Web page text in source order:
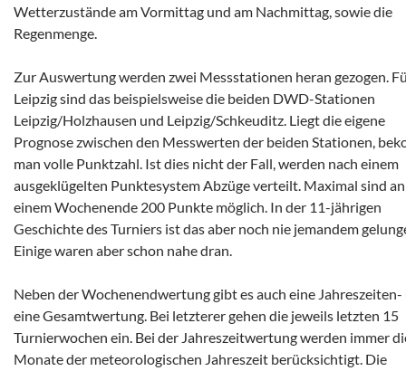
Wetterzustände am Vormittag und am Nachmittag, sowie die
Regenmenge.
Zur Auswertung werden zwei Messstationen heran gezogen.
Leipzig sind das beispielsweise die beiden DWD-Stationen
Leipzig/Holzhausen und Leipzig/Schkeuditz. Liegt die eigene
Prognose zwischen den Messwerten der beiden Stationen,
man volle Punktzahl. Ist dies nicht der Fall, werden nach einem
ausgeklügelten Punktesystem Abzüge verteilt. Maximal sind an
einem Wochenende 200 Punkte möglich. In der 11-jährigen
Geschichte des Turniers ist das aber noch nie jemandem
Einige waren aber schon nahe dran.
Neben der Wochenendwertung gibt es auch eine Jahreszeiten-
eine Gesamtwertung. Bei letzterer gehen die jeweils letzten 15
Turnierwochen ein. Bei der Jahreszeitwertung werden immer
Monate der meteorologischen Jahreszeit berücksichtigt. Die